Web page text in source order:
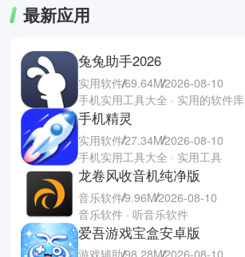
最新应用
兔兔助手2026
实用软件69.64M2026-08-10
手机实用工具大全 · 实用的软件库
手机精灵
实用软件27.34M2026-08-10
手机实用工具大全 · 实用工具
龙卷风收音机纯净版
音乐软件9.96M2026-08-10
音乐软件 · 听音乐软件
爱吾游戏宝盒安卓版